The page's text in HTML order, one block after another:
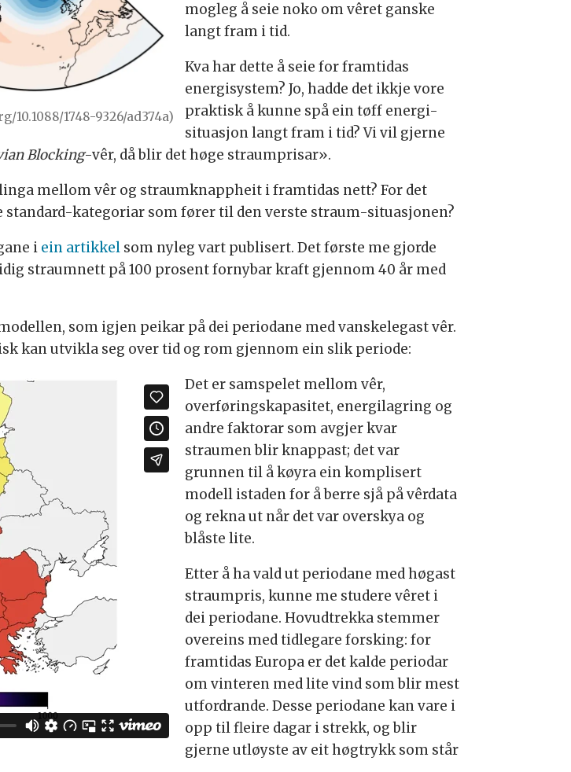
1748-9326/ad374a)
mogleg å seie noko om vêret ganske
langt fram i tid.
Kva har dette å seie for framtidas
energisystem? Jo, hadde det ikkje vore
praktisk å kunne spå ein tøff energi-
situasjon langt fram i tid? Vi vil gjerne
Blocking-vêr, då blir det høge straumprisar».
mellom vêr og straumknappheit i framtidas nett? For det
standard-kategoriar som fører til den verste straum-situasjonen?
i ein artikkelsom nyleg vart publisert. Det første me gjorde
straumnett på 100 prosent fornybar kraft gjennom 40 år med
som igjen peikar på dei periodane med vanskelegast vêr.
kan utvikla seg over tid og rom gjennom ein slik periode:
Det er samspelet mellom vêr,
overføringskapasitet, energilagring og
andre faktorar som avgjer kvar
straumen blir knappast; det var
grunnen til å køyra ein komplisert
modell istaden for å berre sjå på vêrdata
og rekna ut når det var overskya og
blåste lite.
Etter å ha vald ut periodane med høgast
straumpris, kunne me studere vêret i
dei periodane. Hovudtrekka stemmer
overeins med tidlegare forsking: for
framtidas Europa er det kalde periodar
om vinteren med lite vind som blir mest
utfordrande. Desse periodane kan vare i
opp til fleire dagar i strekk, og blir
gjerne utløyste av eit høgtrykk som står